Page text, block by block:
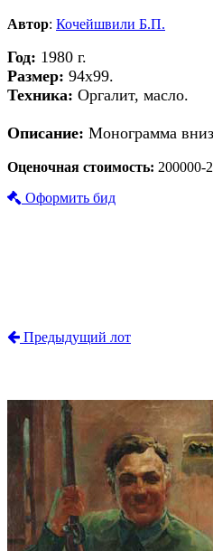
Автор: Кочейшвили Б.П.
Год: 1980 г.
Размер: 94х99.
Техника: Оргалит, масло.
Описание: Монограмма
Оценочная стоимость: 200000-
Оформить бид
Предыдущий лот